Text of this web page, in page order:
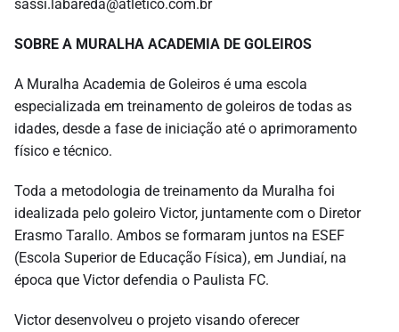
sassi.labareda@atletico.com.br
SOBRE A MURALHA ACADEMIA DE GOLEIROS
A Muralha Academia de Goleiros é uma escola
especializada em treinamento de goleiros de todas as
idades, desde a fase de iniciação até o aprimoramento
físico e técnico.
Toda a metodologia de treinamento da Muralha foi
idealizada pelo goleiro Victor, juntamente com o Diretor
Erasmo Tarallo. Ambos se formaram juntos na ESEF
(Escola Superior de Educação Física), em Jundiaí, na
época que Victor defendia o Paulista FC.
Victor desenvolveu o projeto visando oferecer